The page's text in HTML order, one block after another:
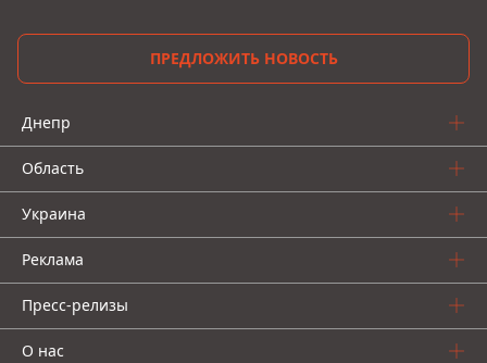
ПРЕДЛОЖИТЬ НОВОСТЬ
Днепр
Область
Украина
Реклама
Пресс-релизы
О нас